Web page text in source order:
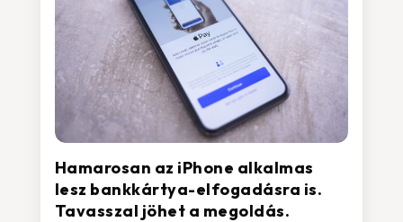
Hamarosan az iPhone alkalmas
lesz bankkártya-elfogadásra is.
Tavasszal jöhet a megoldás.